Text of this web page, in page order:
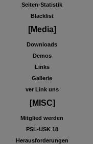
Seiten-Statistik
Blacklist
[Media]
Downloads
Demos
Links
Gallerie
ver Link uns
[MISC]
Mitglied werden
PSL-USK 18
Herausforderungen